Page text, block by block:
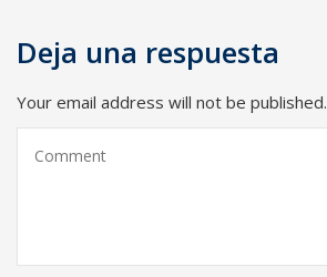
Deja una respuesta
Your email address will not be published.